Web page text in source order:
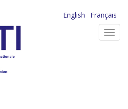
English
Français